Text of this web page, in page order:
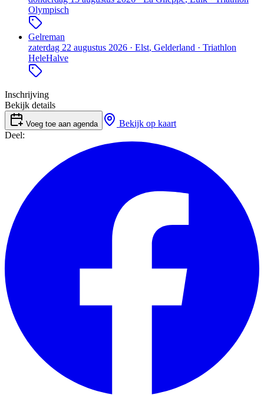
Olympisch
Gelreman
zaterdag 22 augustus 2026 · Elst, Gelderland · Triathlon
HeleHalve
Inschrijving
Bekijk details
Voeg toe aan agenda
Bekijk op kaart
Deel: